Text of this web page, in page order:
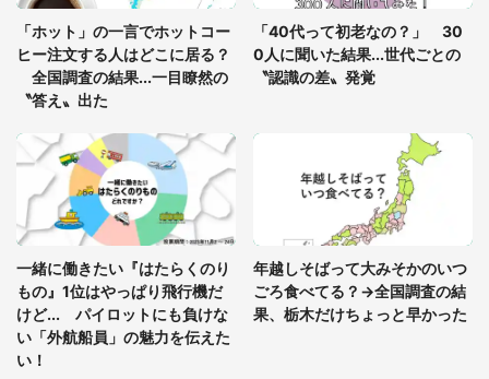
真夏の山道で見知らぬお婆さんに握らされたもの
（山口県・30代女性）
「ホット」の一言でホットコー
ヒー注文する人はどこに居る？
全国調査の結果...一目瞭然の
〝答え〟出た
「40代って初老なの？」 30
0人に聞いた結果...世代ごとの
〝認識の差〟発覚
一緒に働きたい『はたらくのり
もの』1位はやっぱり飛行機だ
けど... パイロットにも負けな
い「外航船員」の魅力を伝えた
い！
年越しそばって大みそかのいつ
ごろ食べてる？→全国調査の結
果、栃木だけちょっと早かった